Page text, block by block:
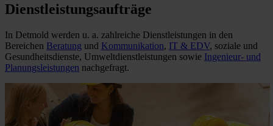
Dienstleistungsaufträge
In Detmold werden u. a. zahlreiche Dienstleistungen in den
Bereichen Beratung und Kommunikation, IT & EDV, soziale und
Gesundheitsdienste, Umweltdienstleistungen sowie Ingenieur- und
Planungsleistungen nachgefragt.